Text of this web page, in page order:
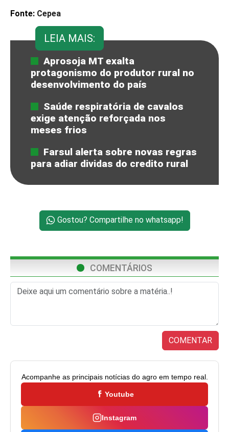
Fonte: Cepea
LEIA MAIS:
Aprosoja MT exalta
protagonismo do produtor rural no
desenvolvimento do país
Saúde respiratória de cavalos
exige atenção reforçada nos
meses frios
Farsul alerta sobre novas regras
para adiar dividas do credito rural
Gostou? Compartilhe no whatsapp!
COMENTÁRIOS
COMENTAR
Acompanhe as principais notícias do agro em tempo real.
Youtube
Instagram